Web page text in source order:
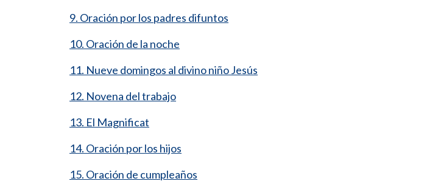
9. Oración por los padres difuntos
10. Oración de la noche
11. Nueve domingos al divino niño Jesús
12. Novena del trabajo
13. El Magnificat
14. Oración por los hijos
15. Oración de cumpleaños